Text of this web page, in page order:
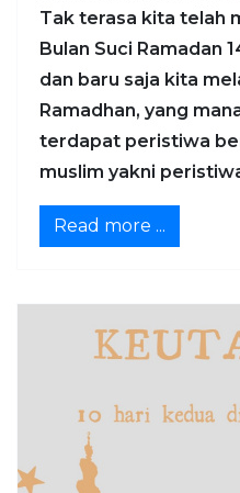
Tak terasa kita telah
Bulan Suci Ramadan
dan baru saja kita
Ramadhan, yang
terdapat peristiwa
muslim yakni
Read more ...